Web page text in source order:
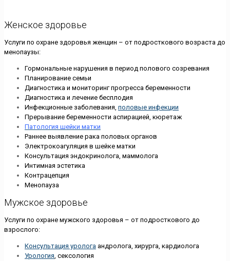
Женское здоровье
Услуги по охране здоровья женщин – от подросткового возраста до
менопаузы:
Гормональные нарушения в период полового созревания
Планирование семьи
Диагностика и мониторинг прогресса беременности
Диагностика и лечение бесплодия
Инфекционные заболевания, половые инфекции
Прерывание беременности аспирацией, кюретаж
Патология шейки матки
Раннее выявление рака половых органов
Электрокоагуляция в шейке матки
Консультация эндокринолога, маммолога
Интимная эстетика
Контрацепция
Mенопауза
Мужское здоровье
Услуги по охране мужского здоровья – от подросткового до
взрослого:
Консультация уролога андролога, хирурга, кардиолога
Урология, сексология